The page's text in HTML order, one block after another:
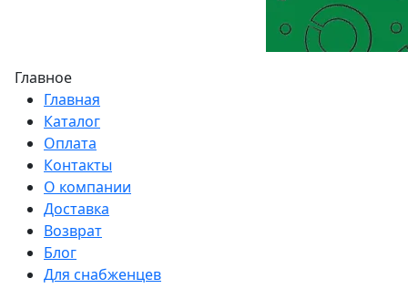
Главное
Главная
Каталог
Оплата
Контакты
О компании
Доставка
Возврат
Блог
Для снабженцев